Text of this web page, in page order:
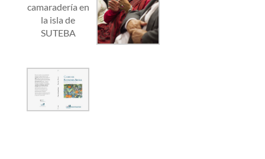
camaradería en
la isla de
SUTEBA